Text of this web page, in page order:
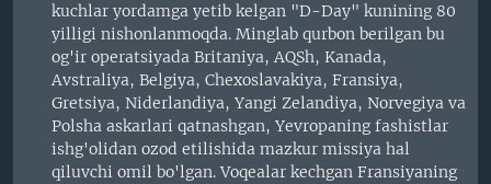
kuchlar yordamga yetib kelgan "D-Day" kunining 80
yilligi nishonlanmoqda. Minglab qurbon berilgan bu
og'ir operatsiyada Britaniya, AQSh, Kanada,
Avstraliya, Belgiya, Chexoslavakiya, Fransiya,
Gretsiya, Niderlandiya, Yangi Zelandiya, Norvegiya va
Polsha askarlari qatnashgan, Yevropaning fashistlar
ishg'olidan ozod etilishida mazkur missiya hal
qiluvchi omil bo'lgan. Voqealar kechgan Fransiyaning